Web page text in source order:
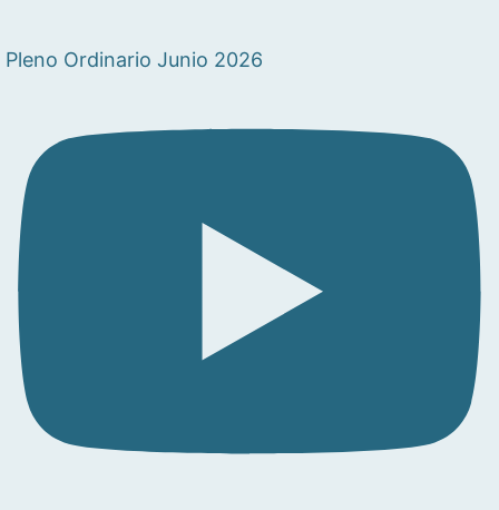
Pleno Ordinario Junio 2026